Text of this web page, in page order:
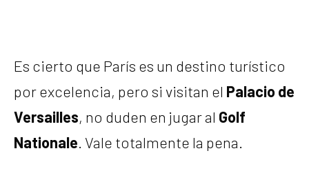
Es cierto que París es un destino turístico
por excelencia, pero si visitan el Palacio de
Versailles, no duden en jugar al Golf
Nationale. Vale totalmente la pena.